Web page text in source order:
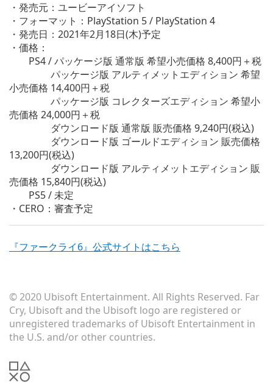
・発売元：ユービーアイソフト
・フォーマット：PlayStation 5 / PlayStation 4
・発売日：2021年2月18日(木)予定
・価格：
PS4 / パッケージ版 通常版 希望小売価格 8,400円＋税
パッケージ版 アルティメットエディション 希望
小売価格 14,400円＋税
パッケージ版 コレクターズエディション 希望小
売価格 24,000円＋税
ダウンロード版 通常版 販売価格 9,240円(税込)
ダウンロード版 ゴールドエディション 販売価格
13,200円(税込)
ダウンロード版 アルティメットエディション 販
売価格 15,840円(税込)
PS5 / 未定
・CERO：審査予定
『ファークライ6』公式サイトはこちら
© 2020 Ubisoft Entertainment. All Rights Reserved. Far
Cry, Ubisoft and the Ubisoft logo are registered or
unregistered trademarks of Ubisoft Entertainment in
the U.S. and/or other countries.